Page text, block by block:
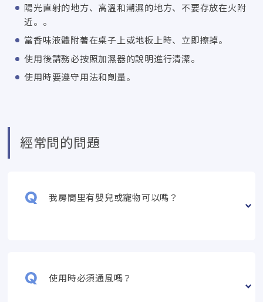
陽光直射的地方、高溫和潮濕的地方、不要存放在火附
近。。
當香味液體附著在桌子上或地板上時、立即擦掉。
使用後請務必按照加濕器的說明進行清潔。
使用時要遵守用法和劑量。
經常問的問題
我房間里有嬰兒或寵物可以嗎？
使用時必須通風嗎？